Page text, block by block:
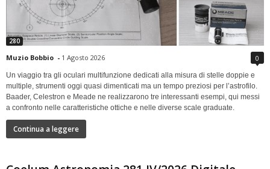
280
Muzio Bobbio - 1 Agosto 2026 0
Un viaggio tra gli oculari multifunzione dedicati alla misura di stelle doppie e
multiple, strumenti oggi quasi dimenticati ma un tempo preziosi per l’astrofilo.
Baader, Celestron e Meade ne realizzarono tre interessanti esempi, qui messi
a confronto nelle caratteristiche ottiche e nelle diverse scale graduate.
Continua a leggere